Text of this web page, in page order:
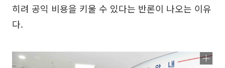
히려 공익 비용을 키울 수 있다는 반론이 나오는 이유
다.